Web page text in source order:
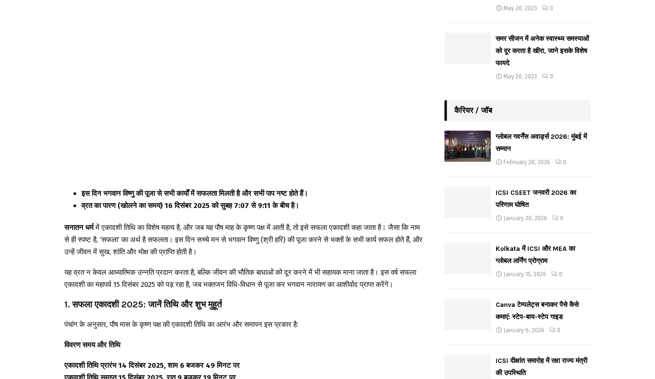
इस दिन भगवान विष्णु की पूजा से सभी कार्यों में सफलता मिलती है और सभी पाप नष्ट होते हैं।
व्रत का पारण (खोलने का समय) 16 दिसंबर 2025 को सुबह 7:07 से 9:11 के बीच है।
सनातन धर्ममें एकादशी तिथि का विशेष महत्व है, और जब यह पौष माह के कृष्ण पक्ष में आती है, तो इसे सफला एकादशी कहा जाता है। जैसा कि नाम
से ही स्पष्ट है, ‘सफला’ का अर्थ है सफलता। इस दिन सच्चे मन से भगवान विष्णु (श्री हरि) की पूजा करने से भक्तों के सभी कार्य सफल होते हैं, और
उन्हें जीवन में सुख, शांति और मोक्ष की प्राप्ति होती है।
यह व्रत न केवल आध्यात्मिक उन्नति प्रदान करता है, बल्कि जीवन की भौतिक बाधाओं को दूर करने में भी सहायक माना जाता है। इस वर्ष सफला
एकादशी का महापर्व 15 दिसंबर 2025 को पड़ रहा है, जब भक्तजन विधि-विधान से पूजा कर भगवान नारायण का आशीर्वाद प्राप्त करेंगे।
1. सफला एकादशी 2025: जानें तिथि और शुभ मुहूर्त
पंचांग के अनुसार, पौष मास के कृष्ण पक्ष की एकादशी तिथि का आरंभ और समापन इस प्रकार है:
विवरण समय और तिथि
एकादशी तिथि प्रारंभ 14 दिसंबर 2025, शाम 6 बजकर 49 मिनट पर
May 20, 2023 0
समर सीजन में अनेक स्वास्थ्य समस्याओं
को दूर करता है खीरा, जाने इसके विशेष
फायदे
May 20, 2023 0
कैरियर / जॉब
ग्लोबल गवर्नेंस अवार्ड्स 2026: मुंबई में
सम्मान
February 28, 2026 0
ICSI CSEET जनवरी 2026 का
परिणाम घोषित
January 20, 2026 0
Kolkata में ICSI और MEA का
ग्लोबल लर्निंग प्रोग्राम
January 15, 2026 0
Canva टेम्पलेट्स बनाकर पैसे कैसे
कमाएं: स्टेप-बाय-स्टेप गाइड
January 6, 2026 0
ICSI दीक्षांत समारोह में रक्षा राज्य मंत्री
की उपस्थिति